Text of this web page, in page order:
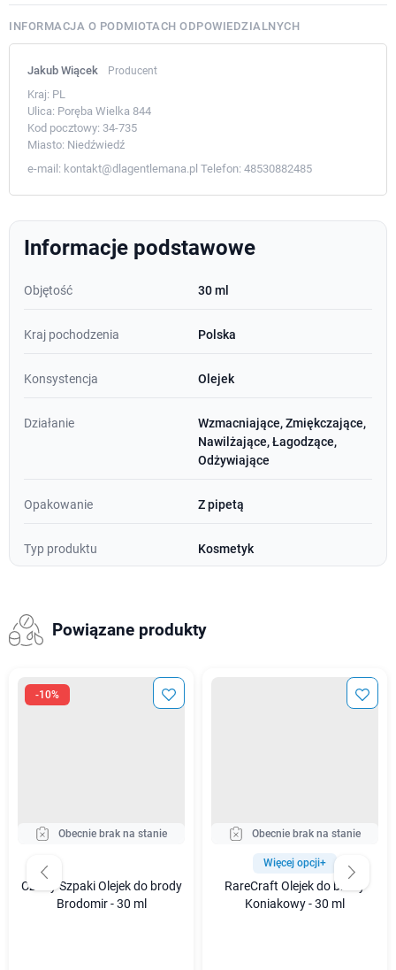
INFORMACJA O PODMIOTACH ODPOWIEDZIALNYCH
Jakub Wiącek Producent
Kraj: PL
Ulica: Poręba Wielka 844
Kod pocztowy: 34-735
Miasto: Niedźwiedź
e-mail: kontakt@dlagentlemana.pl Telefon: 48530882485
Informacje podstawowe
Objętość 30 ml
Kraj pochodzenia Polska
Konsystencja Olejek
Działanie
Wzmacniające, Zmiękczające,
Nawilżające, Łagodzące,
Odżywiające
Opakowanie Z pipetą
Typ produktu Kosmetyk
Powiązane produkty
-10%
Obecnie brak na stanie
Cztery Szpaki Olejek do brody
Brodomir - 30 ml
Obecnie brak na stanie
Więcej opcji+
RareCraft Olejek do brody
Koniakowy - 30 ml